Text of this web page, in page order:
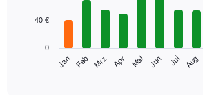
bars.
folgende
Jan Feb Mrz Apr Mai Jun Jul Aug
0
40 €